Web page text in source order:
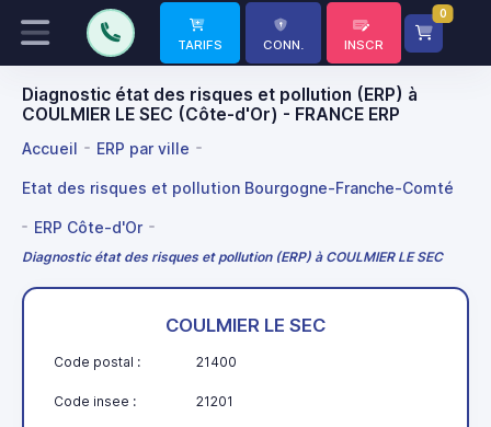
TARIFS CONN. INSCR
0
Diagnostic état des risques et pollution (ERP) à
COULMIER LE SEC (Côte-d'Or) - FRANCE ERP
Accueil ERP par ville
Etat des risques et pollution Bourgogne-Franche-Comté
ERP Côte-d'Or
Diagnostic état des risques et pollution (ERP) à COULMIER LE SEC
COULMIER LE SEC
Code postal : 21400
Code insee : 21201